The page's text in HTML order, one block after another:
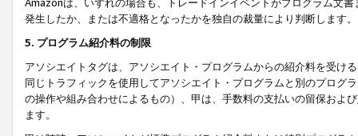
発生したか、または不適格となったかを独自の裁量により判断します。
5. プログラム紹介料の制限
アソシエイトタグは、アソシエイト・プログラムからの紹介料を受け
同じトラフィックを使用してアソシエイト・プログラムと別のプログ
の操作や組み合わせによるもの）、甲は、手数料の支払いの留保およ
ます。